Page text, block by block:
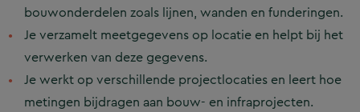
bouwonderdelen zoals lijnen, wanden en funderingen.
Je verzamelt meetgegevens op locatie en helpt bij het
verwerken van deze gegevens.
Je werkt op verschillende projectlocaties en leert hoe
metingen bijdragen aan bouw- en infraprojecten.